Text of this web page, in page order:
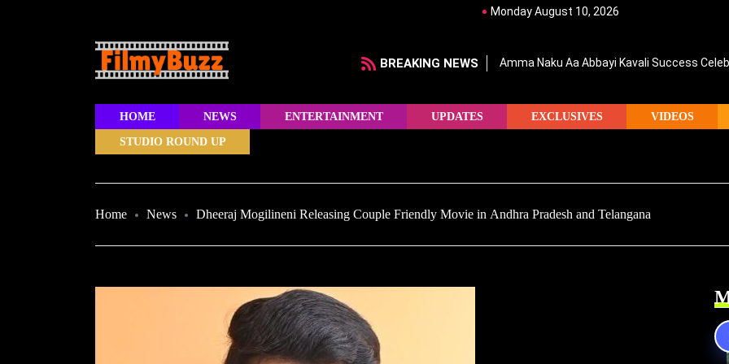
Monday August 10, 2026
BREAKING NEWS Amma Naku Aa Abbayi Kavali Success
HOME NEWS ENTERTAINMENT UPDATES EXCLUSIVES VIDEOS
STUDIO ROUND UP
Home News Dheeraj Mogilineni Releasing Couple Friendly Movie in Andhra Pradesh and Telangana